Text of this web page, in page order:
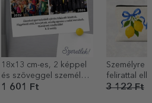
18x13 cm-es, 2 képpel
és szöveggel személyre
szabott mágnes –
1 601 Ft
Személyre
felirattal
3 122 Ft2